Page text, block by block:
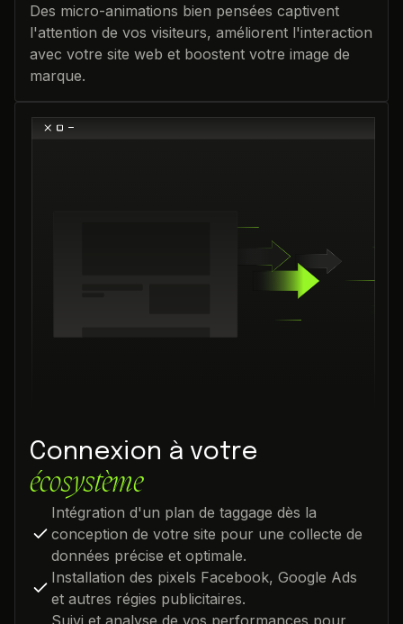
Des micro-animations bien pensées captivent
l'attention de vos visiteurs, améliorent l'interaction
avec votre site web et boostent votre image de
marque.
Connexion à votre
écosystème
Intégration d'un plan de taggage dès la
conception de votre site pour une collecte de
données précise et optimale.
Installation des pixels Facebook, Google Ads
et autres régies publicitaires.